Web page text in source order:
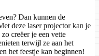
Dan kunnen de
deze laser projector kan je
creëer je een vette
terwijl ze aan het
het feestje kan beginnen!